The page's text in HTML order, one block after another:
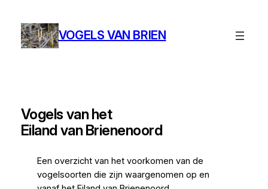
naar
inhoud
VOGELS VAN BRIEN
Vogels van het
Eiland van Brienenoord
Een overzicht van het voorkomen van de
vogelsoorten die zijn waargenomen op en